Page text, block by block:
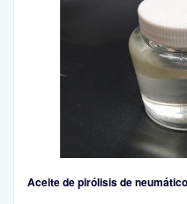
Aceite de pirólisis de